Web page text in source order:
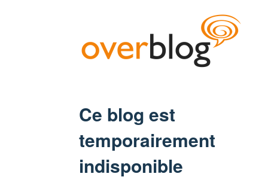
Ce blog est
temporairement
indisponible